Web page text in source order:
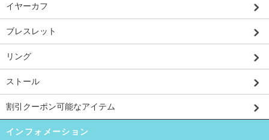
イヤーカフ
ブレスレット
リング
ストール
割引クーポン可能なアイテム
インフォメーション